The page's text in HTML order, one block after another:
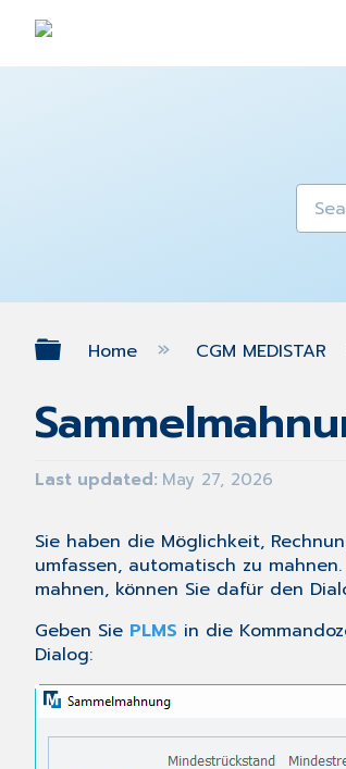
Expand/collapse
Home CGM MEDISTAR
Last updated May 27, 2026
Sie haben die Möglichkeit,
umfassen, automatisch zu
mahnen, können Sie dafür den
Geben Sie PLMS in die
Dialog: